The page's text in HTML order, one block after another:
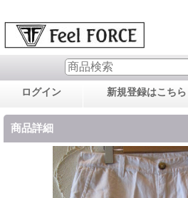
ログイン 新規登録はこちら
商品詳細